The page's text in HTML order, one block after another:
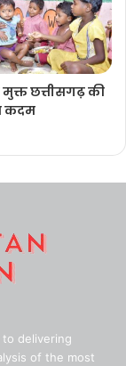
मुक्त छत्तीसगढ़ की
कदम
delivering
of the most